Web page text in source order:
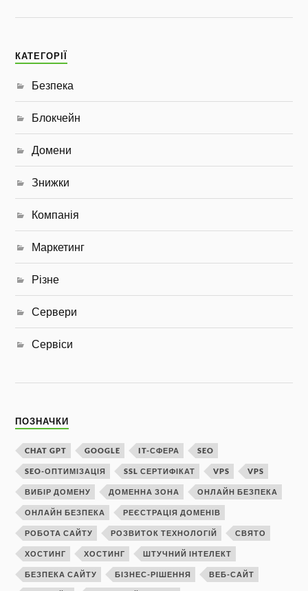
КАТЕГОРІЇ
Безпека
Блокчейн
Домени
Знижки
Компанія
Маркетинг
Різне
Сервери
Сервіси
ПОЗНАЧКИ
CHAT GPT GOOGLE IT-СФЕРА SEO
SEO-ОПТИМІЗАЦІЯ SSL СЕРТИФІКАТ VPS VPS
ВИБІР ДОМЕНУ ДОМЕННА ЗОНА ОНЛАЙН БЕЗПЕКА
ОНЛАЙН БЕЗПЕКА РЕЄСТРАЦІЯ ДОМЕНІВ
РОБОТА САЙТУ РОЗВИТОК ТЕХНОЛОГІЙ СВЯТО
ХОСТИНГ ХОСТИНГ ШТУЧНИЙ ІНТЕЛЕКТ
БЕЗПЕКА САЙТУ БІЗНЕС-РІШЕННЯ ВЕБ-САЙТ